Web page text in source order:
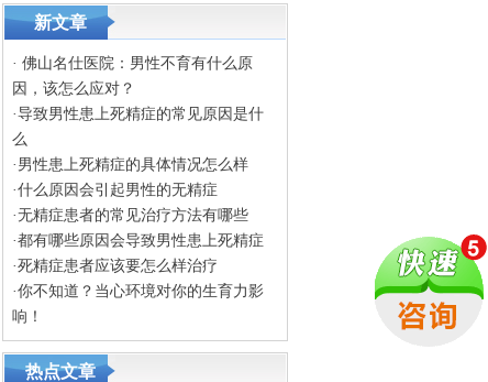
新文章
· 佛山名仕医院：男性不育有什么原
因，该怎么应对？
·导致男性患上死精症的常见原因是什
么
· 男性患上死精症的具体情况怎么样
·什么原因会引起男性的无精症
·无精症患者的常见治疗方法有哪些
·都有哪些原因会导致男性患上死精症
·死精症患者应该要怎么样治疗
·你不知道？当心环境对你的生育力影
响！
热点文章